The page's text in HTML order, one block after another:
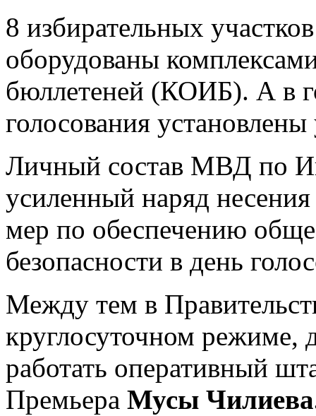
8 избирательных
оборудованы
бюллетеней (КОИБ). А в
голосования
Личный состав МВД по
усиленный наряд
мер по обеспечению
безопасности в день
Между тем в
круглосуточном режиме,
работать оперативный
Премьера Мусы